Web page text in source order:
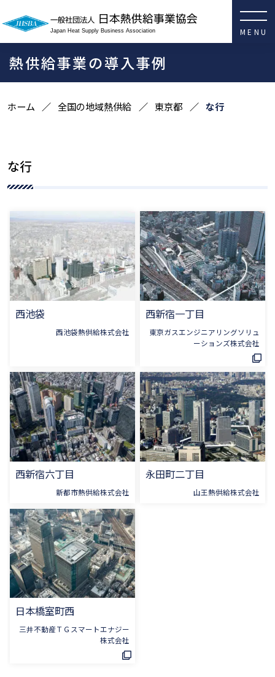
一般社団法人 日本熱供給事業協会
Japan Heat Supply Business Association
熱供給事業の導入事例
ホーム 全国の地域熱供給 東京都 な行
な行
西池袋
西池袋熱供給株式会社
西新宿一丁目
東京ガスエンジニアリングソリュ
ーションズ株式会社
西新宿六丁目
新都市熱供給株式会社
永田町二丁目
山王熱供給株式会社
日本橋室町西
三井不動産ＴＧスマートエナジー
株式会社